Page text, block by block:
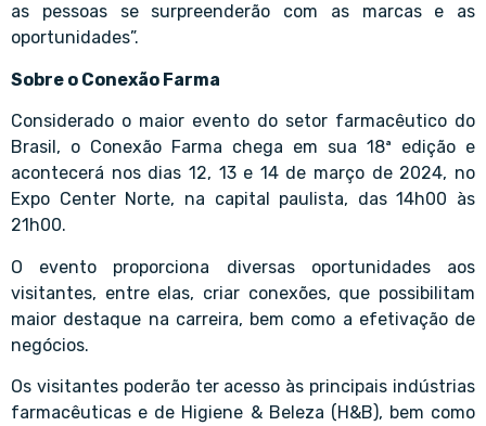
as pessoas se surpreenderão com as marcas e as
oportunidades”.
Sobre o Conexão Farma
Considerado o maior evento do setor farmacêutico do
Brasil, o Conexão Farma chega em sua 18ª edição e
acontecerá nos dias 12, 13 e 14 de março de 2024, no
Expo Center Norte, na capital paulista, das 14h00 às
21h00.
O evento proporciona diversas oportunidades aos
visitantes, entre elas, criar conexões, que possibilitam
maior destaque na carreira, bem como a efetivação de
negócios.
Os visitantes poderão ter acesso às principais indústrias
farmacêuticas e de Higiene & Beleza (H&B), bem como